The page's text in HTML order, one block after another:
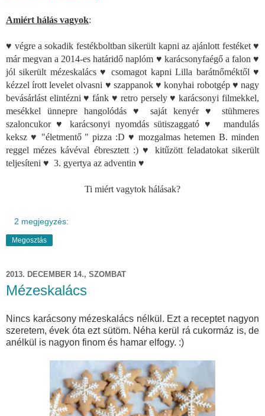
Amiért hálás vagyok:
♥ végre a sokadik festékboltban sikerült kapni az ajánlott festéket ♥
már megvan a 2014-es határidő naplóm ♥ karácsonyfaégő a falon ♥
jól sikerült mézeskalács ♥ csomagot kapni Lilla barátnőméktől ♥
kézzel írott levelet olvasni ♥ szappanok ♥ konyhai robotgép ♥ nagy
bevásárlást elintézni ♥ fánk ♥ retro persely ♥ karácsonyi filmekkel,
mesékkel ünnepre hangolódás ♥ saját kenyér ♥ stühmeres
szaloncukor ♥ karácsonyi nyomdás sütiszaggató ♥ mandulás
keksz ♥ "életmentő " pizza :D ♥ mozgalmas hetemen B. minden
reggel mézes kávéval ébresztett :) ♥ kitűzött feladatokat sikerült
teljesíteni ♥ 3. gyertya az adventin ♥
Ti miért vagytok hálásak?
2 megjegyzés:
Megosztás
2013. DECEMBER 14., SZOMBAT
Mézeskalács
Nincs karácsony mézeskalács nélkül. Ezt a receptet nagyon
szeretem, évek óta ezt sütöm. Néha kerül rá cukormáz is, de
anélkül is nagyon finom és hamar elfogy. :)